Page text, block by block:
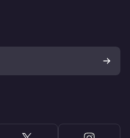
Dein Widerrufsrecht